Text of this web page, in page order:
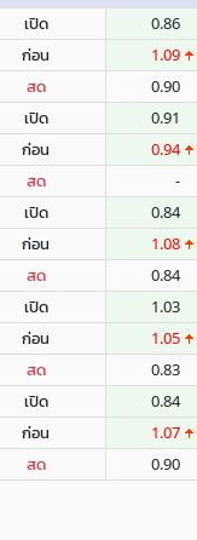
เปิด 0.86
ก่อน 1.09
สด 0.90
เปิด 0.91
ก่อน 0.94
สด -
เปิด 0.84
ก่อน 1.08
สด 0.84
เปิด 1.03
ก่อน 1.05
สด 0.83
เปิด 0.84
ก่อน 1.07
สด 0.90